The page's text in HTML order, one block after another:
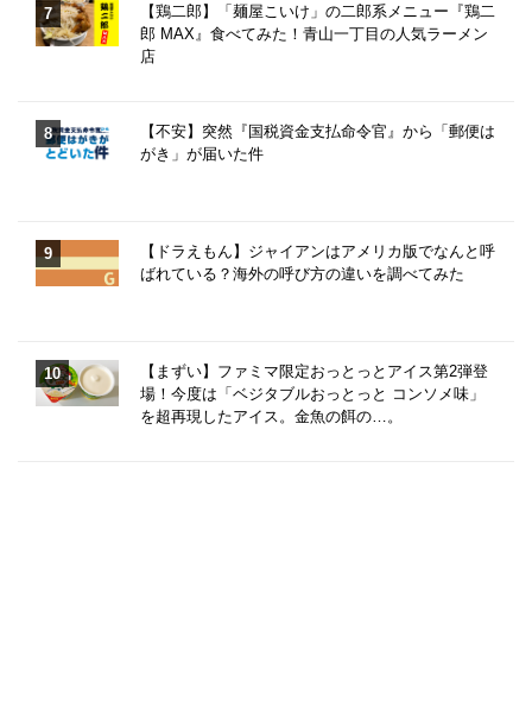
【鶏二郎】「麺屋こいけ」の二郎系メニュー『鶏二
郎 MAX』食べてみた！青山一丁目の人気ラーメン
店
【不安】突然『国税資金支払命令官』から「郵便は
がき」が届いた件
【ドラえもん】ジャイアンはアメリカ版でなんと呼
ばれている？海外の呼び方の違いを調べてみた
【まずい】ファミマ限定おっとっとアイス第2弾登
場！今度は「ベジタブルおっとっと コンソメ味」
を超再現したアイス。金魚の餌の…。